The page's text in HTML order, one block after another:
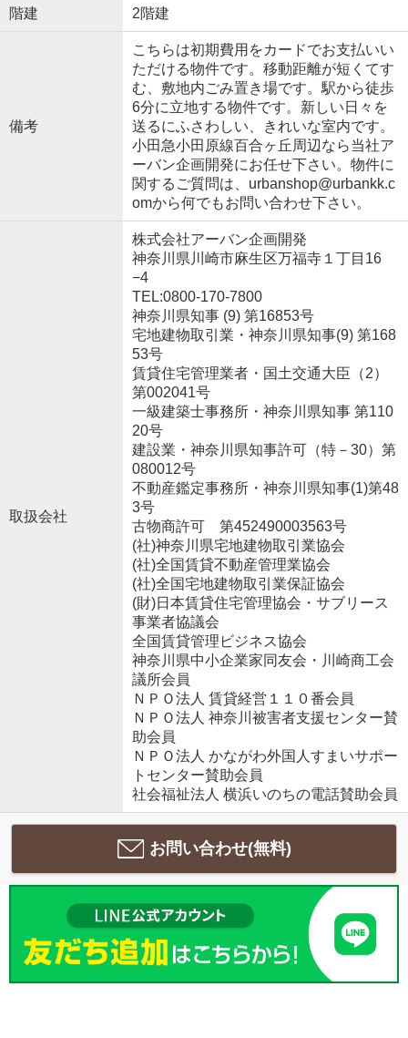
階建 2階建
備考
こちらは初期費用をカードでお支払いい
ただける物件です。移動距離が短くてす
む、敷地内ごみ置き場です。駅から徒歩
6分に立地する物件です。新しい日々を
送るにふさわしい、きれいな室内です。
小田急小田原線百合ヶ丘周辺なら当社ア
ーバン企画開発にお任せ下さい。物件に
関するご質問は、urbanshop@urbankk.c
omから何でもお問い合わせ下さい。
取扱会社
株式会社アーバン企画開発
神奈川県川崎市麻生区万福寺１丁目16
−4
TEL:0800-170-7800
神奈川県知事 (9) 第16853号
宅地建物取引業・神奈川県知事(9) 第168
53号
賃貸住宅管理業者・国土交通大臣（2）
第002041号
一級建築士事務所・神奈川県知事 第110
20号
建設業・神奈川県知事許可（特－30）第
080012号
不動産鑑定事務所・神奈川県知事(1)第48
3号
古物商許可 第452490003563号
(社)神奈川県宅地建物取引業協会
(社)全国賃貸不動産管理業協会
(社)全国宅地建物取引業保証協会
(財)日本賃貸住宅管理協会・サブリース
事業者協議会
全国賃貸管理ビジネス協会
神奈川県中小企業家同友会・川崎商工会
議所会員
ＮＰＯ法人 賃貸経営１１０番会員
ＮＰＯ法人 神奈川被害者支援センター賛
助会員
ＮＰＯ法人 かながわ外国人すまいサポー
トセンター賛助会員
社会福祉法人 横浜いのちの電話賛助会員
お問い合わせ(無料)